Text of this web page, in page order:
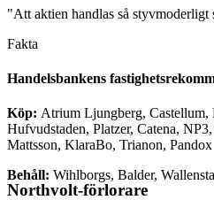
"Att aktien handlas så styvmoderligt
Fakta
Handelsbankens
Köp: Atrium Ljungberg, Castellum,
Hufvudstaden, Platzer, Catena,
Mattsson, KlaraBo, Trianon, Pandox
Behåll: Wihlborgs, Balder,
Northvolt-förlorare